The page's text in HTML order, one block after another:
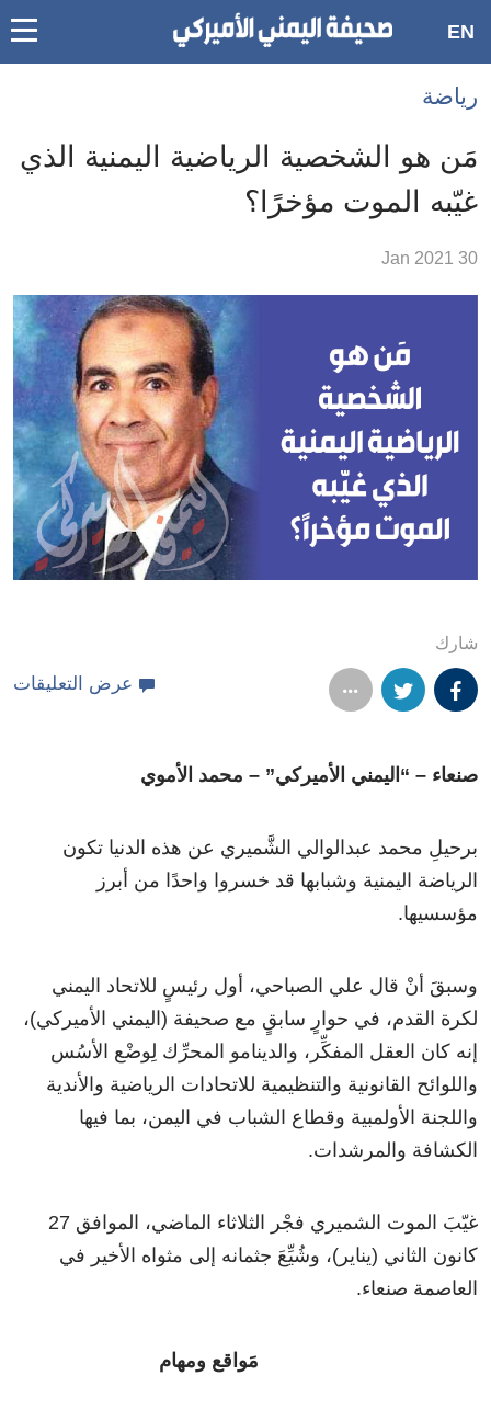
Accessibility
links
الرئيسي
الأقسام
EN
رياضة
مَن هو الشخصية الرياضية اليمنية الذي
غيّبه الموت مؤخرًا؟
30 Jan 2021
شارك
عرض التعليقات
صنعاء – “اليمني الأميركي” – محمد الأموي
برحيلِ محمد عبدالوالي الشَّميري عن هذه الدنيا تكون
الرياضة اليمنية وشبابها قد خسروا واحدًا من أبرز
مؤسسيها.
وسبقَ أنْ قال علي الصباحي، أول رئيسٍ للاتحاد اليمني
لكرة القدم، في حوارٍ سابقٍ مع صحيفة (اليمني الأميركي)،
إنه كان العقل المفكِّر، والدينامو المحرِّك لِوضْع الأسُس
واللوائح القانونية والتنظيمية للاتحادات الرياضية والأندية
واللجنة الأولمبية وقطاع الشباب في اليمن، بما فيها
الكشافة والمرشدات.
غيّبَ الموت الشميري فجْر الثلاثاء الماضي، الموافق 27
كانون الثاني (يناير)، وشُيِّعَ جثمانه إلى مثواه الأخير في
العاصمة صنعاء.
مَواقع ومهام